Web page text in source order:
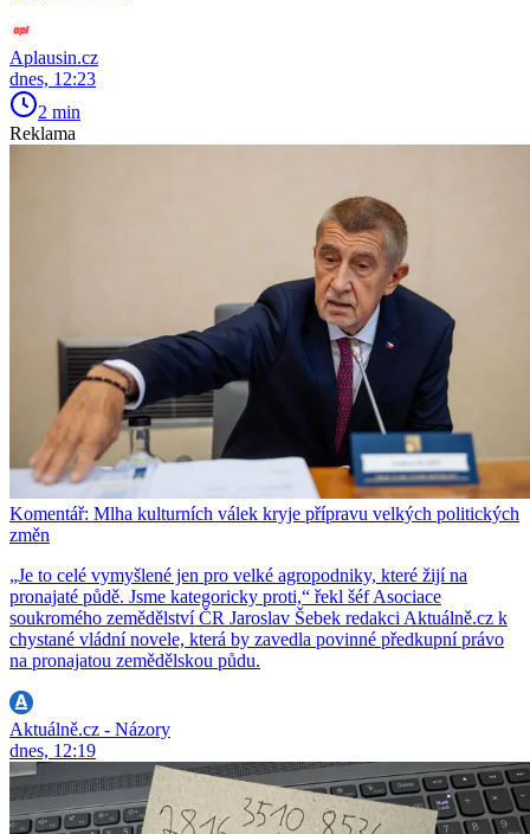
Aplausin.cz
dnes, 12:23
2 min
Reklama
Komentář: Mlha kulturních válek kryje přípravu velkých politických
změn
„Je to celé vymyšlené jen pro velké agropodniky, které žijí na
pronajaté půdě. Jsme kategoricky proti,“ řekl šéf Asociace
soukromého zemědělství ČR Jaroslav Šebek redakci Aktuálně.cz k
chystané vládní novele, která by zavedla povinné předkupní právo
na pronajatou zemědělskou půdu.
Aktuálně.cz - Názory
dnes, 12:19